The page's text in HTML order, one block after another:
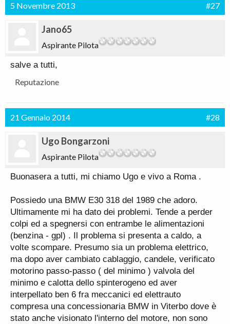
5 Novembre 2013 #27
Jano65
Aspirante Pilota
salve a tutti,
Reputazione
21 Gennaio 2014 #28
Ugo Bongarzoni
Aspirante Pilota
Buonasera a tutti, mi chiamo Ugo e vivo a Roma .
Possiedo una BMW E30 318 del 1989 che adoro.
Ultimamente mi ha dato dei problemi. Tende a perder
colpi ed a spegnersi con entrambe le alimentazioni
(benzina - gpl) . Il problema si presenta a caldo, a
volte scompare. Presumo sia un problema elettrico,
ma dopo aver cambiato cablaggio, candele, verificato
motorino passo-passo ( del minimo ) valvola del
minimo e calotta dello spinterogeno ed aver
interpellato ben 6 fra meccanici ed elettrauto
compresa una concessionaria BMW in Viterbo dove è
stato anche visionato l'interno del motore, non sono